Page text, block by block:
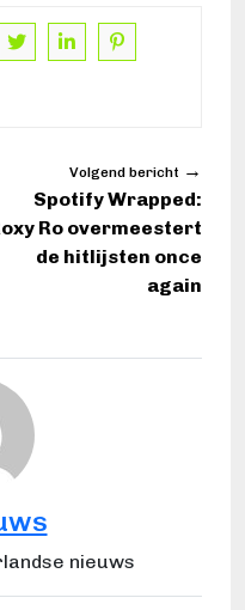
Volgend bericht →
Spotify Wrapped:
Ro overmeestert
de hitlijsten once
again
nieuws